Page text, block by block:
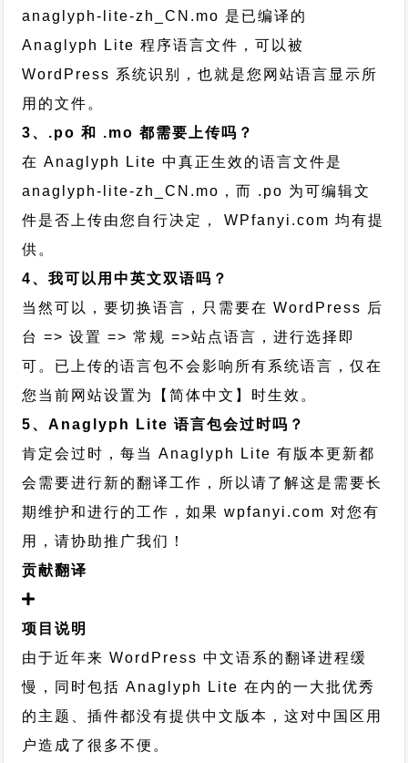
anaglyph-lite-zh_CN.mo 是已编译的
Anaglyph Lite 程序语言文件，可以被
WordPress 系统识别，也就是您网站语言显示所
用的文件。
3、.po 和 .mo 都需要上传吗？
在 Anaglyph Lite 中真正生效的语言文件是
anaglyph-lite-zh_CN.mo，而 .po 为可编辑文
件是否上传由您自行决定， WPfanyi.com 均有提
供。
4、我可以用中英文双语吗？
当然可以，要切换语言，只需要在 WordPress 后
台 => 设置 => 常规 =>站点语言，进行选择即
可。已上传的语言包不会影响所有系统语言，仅在
您当前网站设置为【简体中文】时生效。
5、Anaglyph Lite 语言包会过时吗？
肯定会过时，每当 Anaglyph Lite 有版本更新都
会需要进行新的翻译工作，所以请了解这是需要长
期维护和进行的工作，如果 wpfanyi.com 对您有
用，请协助推广我们！
贡献翻译
项目说明
由于近年来 WordPress 中文语系的翻译进程缓
慢，同时包括 Anaglyph Lite 在内的一大批优秀
的主题、插件都没有提供中文版本，这对中国区用
户造成了很多不便。